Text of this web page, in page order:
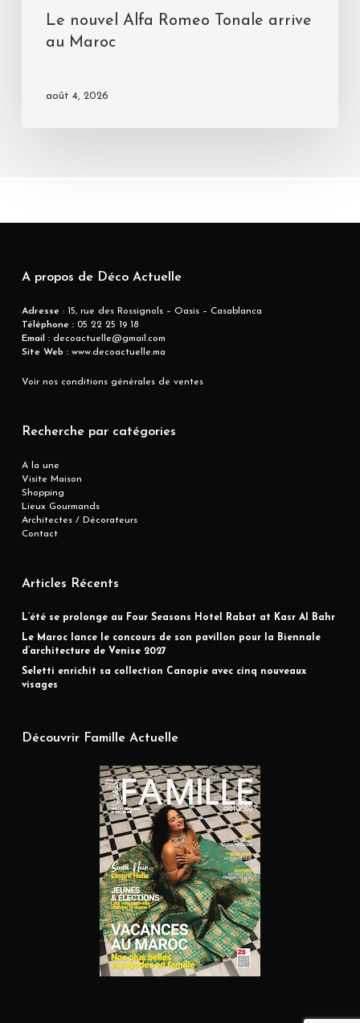
Le nouvel Alfa Romeo Tonale arrive
au Maroc
août 4, 2026
A propos de Déco Actuelle
Adresse : 15, rue des Rossignols – Oasis – Casablanca
Téléphone :05 22 25 19 18
Email :decoactuelle@gmail.com
Site Web :www.decoactuelle.ma
Voir nos conditions générales de ventes
Recherche par catégories
A la une
Visite Maison
Shopping
Lieux Gourmands
Architectes / Décorateurs
Contact
Articles Récents
L’été se prolonge au Four Seasons Hotel Rabat at Kasr Al Bahr
Le Maroc lance le concours de son pavillon pour la Biennale
d’architecture de Venise 2027
Seletti enrichit sa collection Canopie avec cinq nouveaux
visages
Découvrir Famille Actuelle